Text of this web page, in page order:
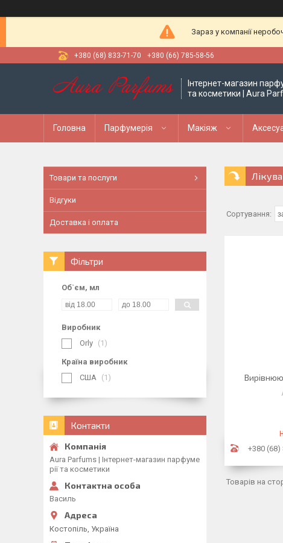
Зараз у компанії
+380 (68) 833-71-70 +380 (66) 785-58-56
Інтернет-магазин
та косметики | Aura
Головна Парфумерія Макіяж
+380 (68)
Товари та послуги
Відгуки
Доставка і оплата
Фільтри
Об`єм, мл
Виробник
Orly
1
Країна виробник
США
1
Контакти
Aura Parfums | Інтернет-магазин парфуме
рії та косметики
Василь
Костопіль, Україна